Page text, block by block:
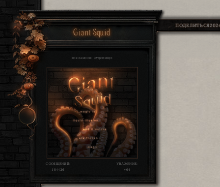
ПОДЕЛИТЬСЯ
Giant Squid
РЕКЛАМНОЕ ЧУДОВИЩЕ
СООБЩЕНИЙ:
184426
УВАЖЕНИЕ:
+64